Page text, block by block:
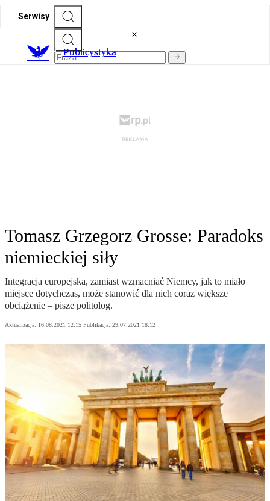
Serwisy
Publicystyka
Tomasz Grzegorz Grosse: Paradoks
niemieckiej siły
Integracja europejska, zamiast wzmacniać Niemcy, jak to miało
miejsce dotychczas, może stanowić dla nich coraz większe
obciążenie – pisze politolog.
Aktualizacja: 16.08.2021 12:15 Publikacja: 29.07.2021 18:12